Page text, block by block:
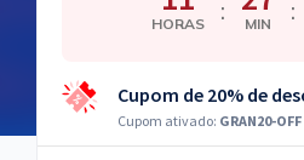
HORAS : MIN :
Cupom de 20% de
Cupom ativado: GRAN20-OFF